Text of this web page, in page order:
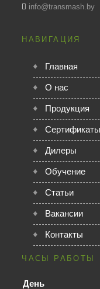
info@transmash.by
НАВИГАЦИЯ
Главная
О нас
Продукция
Сертификаты
Дилеры
Обучение
Статьи
Вакансии
Контакты
ЧАСЫ РАБОТЫ
День